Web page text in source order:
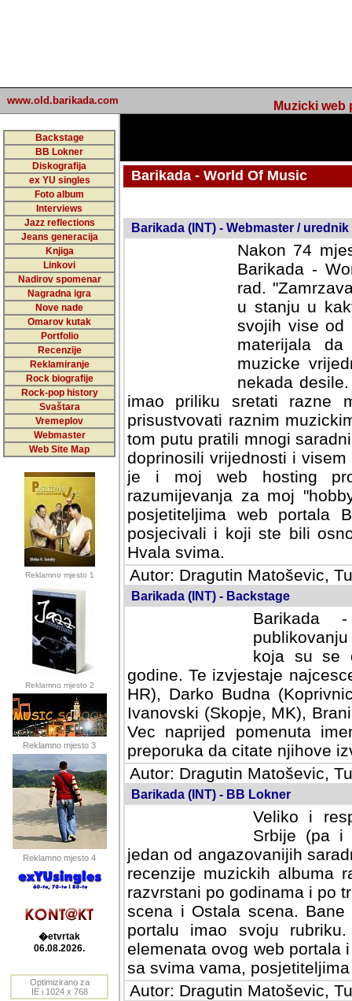
www.old.barikada.com Muzicki web
Backstage
BB Lokner
Diskografija
ex YU singles
Foto album
Interviews
Jazz reflections
Jeans generacija
Knjiga
Linkovi
Nadirov spomenar
Nagradna igra
Nove nade
Omarov kutak
Portfolio
Recenzije
Reklamiranje
Rock biografije
Rock-pop history
Svaštara
Vremeplov
Webmaster
Web Site Map
Reklamno mjesto 1
Reklamno mjesto 2
Reklamno mjesto 3
Reklamno mjesto 4
�etvrtak
06.08.2026.
Optimizirano za
IE i 1024 x 768
Barikada - World Of Music
Barikada (INT) - Webmaster / urednik
Nakon 74
Barikada -
rad.
u stanju u
svojih vise od
materijala
muzicke
nekada
imao priliku sretati razne
prisustvovati raznim
tom putu pratili mnogi
doprinosili vrijednosti i
je i moj web hosting
razumijevanja za moj
posjetiteljima web portala
posjecivali i koji ste bili
Hvala svima.
Autor: Dragutin Matoševic,
Barikada (INT) - Backstage
Barikada
koja su se
godine. Te izvjestaje
HR), Darko Budna
Ivanovski (Skopje, MK),
Vec naprijed pomenuta
preporuka da citate njihove
Autor: Dragutin Matoševic,
Barikada (INT) - BB Lokner
Veliko i
Srbije (pa i
jedan od angazovanijih
recenzije muzickih albuma
razvrstani po godinama i po
scena i Ostala scena.
portalu imao svoju
elemenata ovog web portala
sa svima vama,
Autor: Dragutin Matoševic,